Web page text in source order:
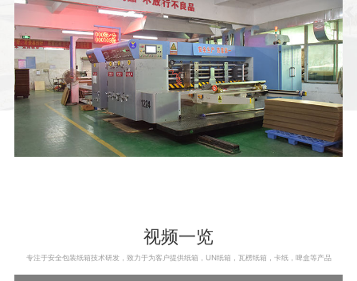
视频一览
专注于安全包装纸箱技术研发，致力于为客户提供纸箱，UN纸箱，瓦楞纸箱，卡纸，啤盒等产品